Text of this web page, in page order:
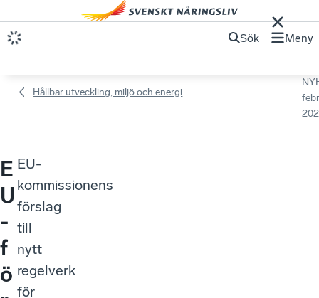
Sök Meny
Hållbar utveckling, miljö och energi
E
U
-
f
ö
EU-
kommissionens
förslag
till
nytt
regelverk
för